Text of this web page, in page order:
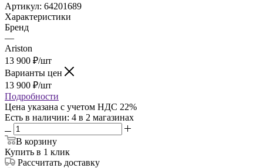
Артикул: 64201689
Характеристики
Бренд
—
Ariston
13 900 ₽/шт
Варианты цен
13 900 ₽/шт
Подробности
Цена указана с учетом НДС 22%
Есть в наличии: 4 в 2 магазинах
В корзину
Купить в 1 клик
Рассчитать доставку